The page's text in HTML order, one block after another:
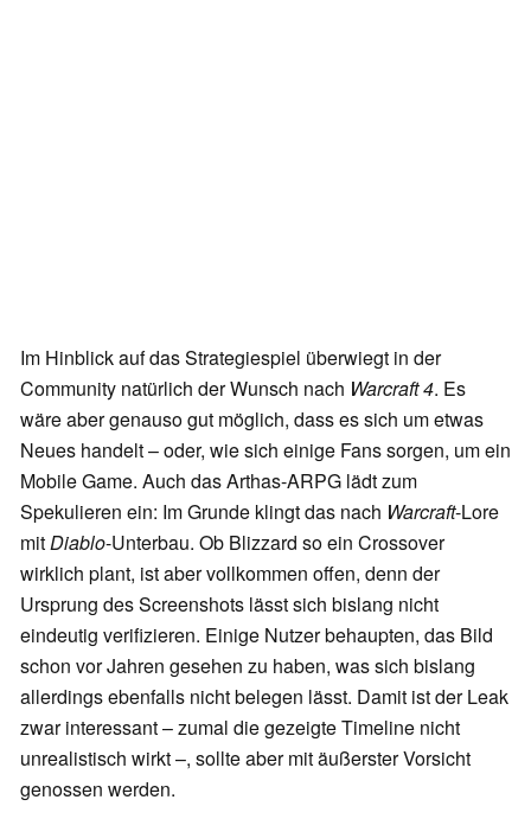
Im Hinblick auf das Strategiespiel überwiegt in der
Community natürlich der Wunsch nach Warcraft 4. Es
wäre aber genauso gut möglich, dass es sich um etwas
Neues handelt – oder, wie sich einige Fans sorgen, um ein
Mobile Game. Auch das Arthas-ARPG lädt zum
Spekulieren ein: Im Grunde klingt das nach Warcraft-Lore
mitDiablo-Unterbau. Ob Blizzard so ein Crossover
wirklich plant, ist aber vollkommen offen, denn der
Ursprung des Screenshots lässt sich bislang nicht
eindeutig verifizieren. Einige Nutzer behaupten, das Bild
schon vor Jahren gesehen zu haben, was sich bislang
allerdings ebenfalls nicht belegen lässt. Damit ist der Leak
zwar interessant – zumal die gezeigte Timeline nicht
unrealistisch wirkt –, sollte aber mit äußerster Vorsicht
genossen werden.